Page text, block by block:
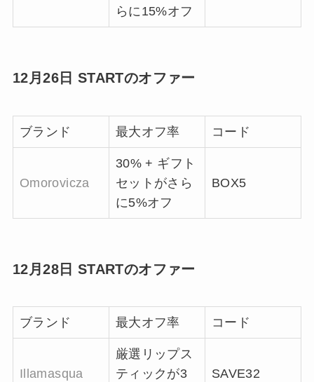
らに15%オフ
12月26日 STARTのオファー
ブランド 最大オフ率 コード
Omorovicza
30% + ギフト
セットがさら
に5%オフ
BOX5
12月28日 STARTのオファー
ブランド 最大オフ率 コード
Illamasqua
厳選リップス
ティックが3
SAVE32